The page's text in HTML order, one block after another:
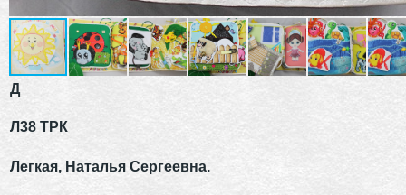
Д
Л38 ТРК
Легкая, Наталья Сергеевна.